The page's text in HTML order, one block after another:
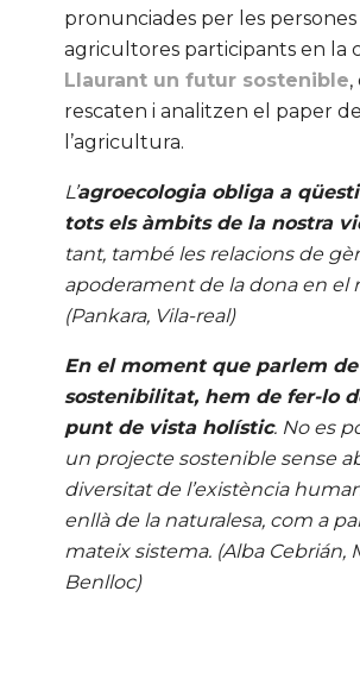
pronunciades per les persones
agricultores participants en la
Llaurant un futur sostenible,
rescaten i analitzen el paper
l’agricultura.
L’agroecologia obliga a
tots els àmbits de la nostra
tant, també les relacions de
apoderament de la dona en el
(Pankara, Vila-real)
En el moment que parlem de
sostenibilitat, hem de fer-lo
punt de vista holístic. No es
un projecte sostenible sense
diversitat de l’existència
enllà de la naturalesa, com a
mateix sistema. (Alba Cebrián,
Benlloc)